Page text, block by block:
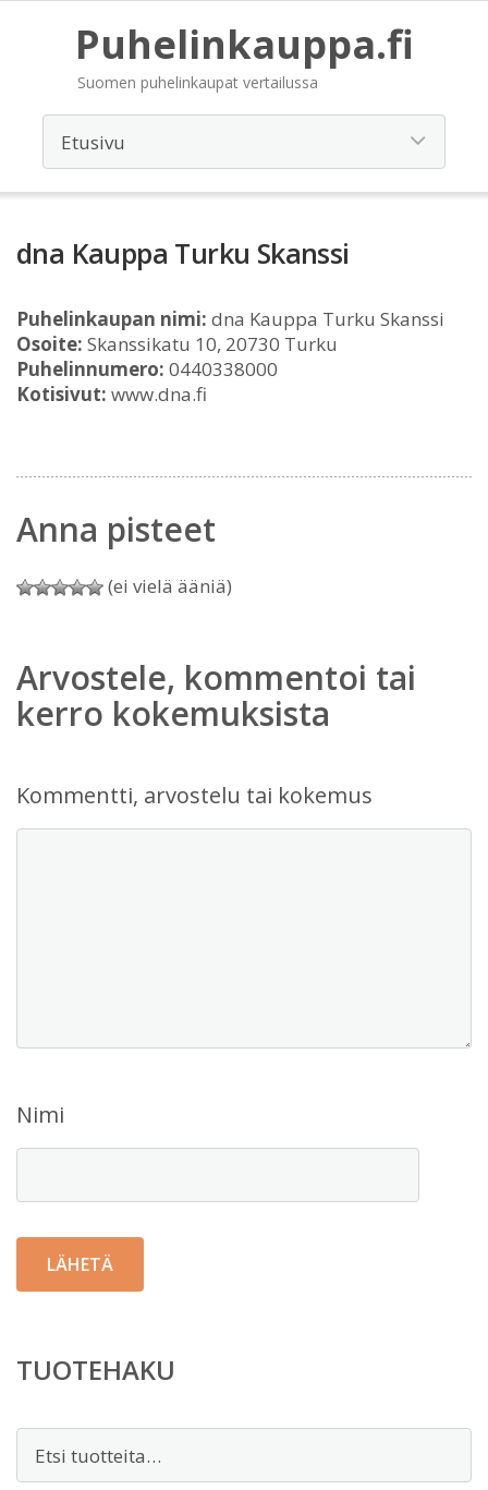
Puhelinkauppa.fi
Suomen puhelinkaupat vertailussa
dna Kauppa Turku Skanssi
Puhelinkaupan nimi: dna Kauppa Turku Skanssi
Osoite: Skanssikatu 10, 20730 Turku
Puhelinnumero: 0440338000
Kotisivut: www.dna.fi
Anna pisteet
(ei vielä ääniä)
Arvostele, kommentoi tai
kerro kokemuksista
Kommentti, arvostelu tai kokemus
Nimi
TUOTEHAKU